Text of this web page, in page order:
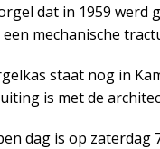
dat in 1959 werd
mechanische
staat nog in
is met de
dag is op zaterdag